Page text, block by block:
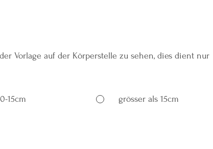
Vorlage auf der Körperstelle zu sehen, dies dient nur
15cm grösser als 15cm